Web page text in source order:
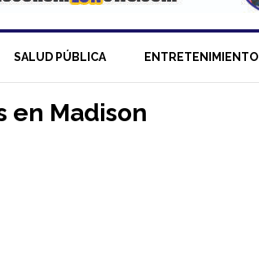
SALUD PÚBLICA ENTRETENIMIENTO
en Madison